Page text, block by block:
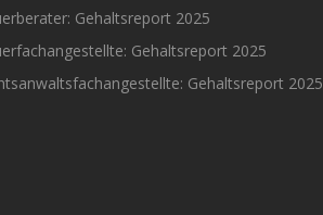
Gehaltsreport 2025
Gehaltsreport 2025
Gehaltsreport 2025